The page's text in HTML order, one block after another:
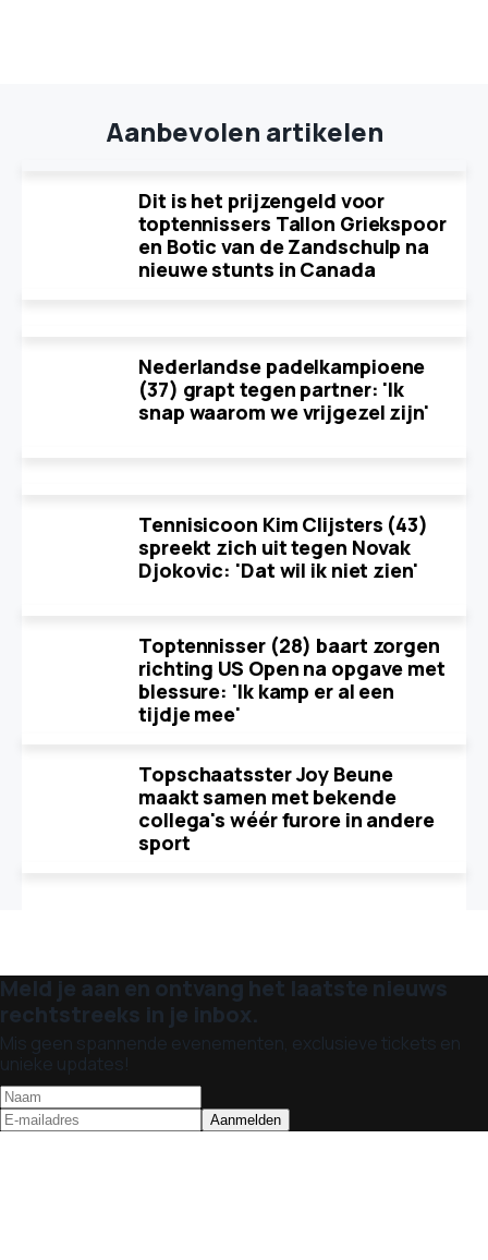
Aanbevolen artikelen
Dit is het prijzengeld voor
toptennissers Tallon Griekspoor
en Botic van de Zandschulp na
nieuwe stunts in Canada
Nederlandse padelkampioene
(37) grapt tegen partner: 'Ik
snap waarom we vrijgezel zijn'
Tennisicoon Kim Clijsters (43)
spreekt zich uit tegen Novak
Djokovic: 'Dat wil ik niet zien'
Toptennisser (28) baart zorgen
richting US Open na opgave met
blessure: 'Ik kamp er al een
tijdje mee'
Topschaatsster Joy Beune
maakt samen met bekende
collega's wéér furore in andere
sport
Meld je aan en ontvang het laatste nieuws
rechtstreeks in je inbox.
Mis geen spannende evenementen, exclusieve tickets en
unieke updates!